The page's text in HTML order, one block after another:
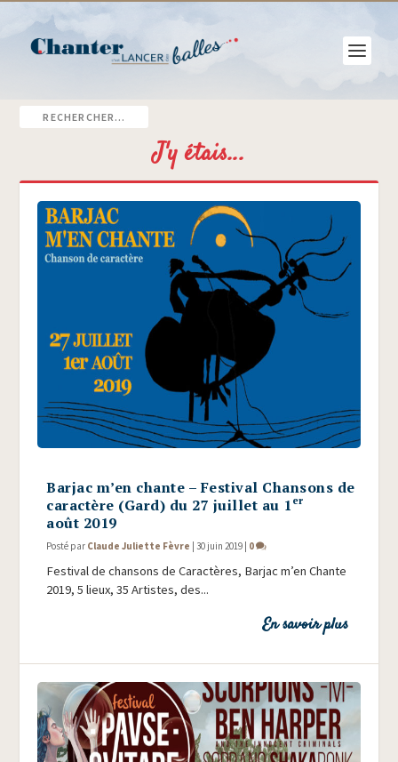
J'y étais...
Barjac m’en chante – Festival Chansons de
caractère (Gard) du 27 juillet au 1 er
août 2019
Posté par Claude Juliette Fèvre |30 juin 2019 0
Fes­ti­val de chan­sons de Carac­tères, Bar­jac m’en Chante
2019, 5 lieux, 35 Artistes, des...
En savoir plus